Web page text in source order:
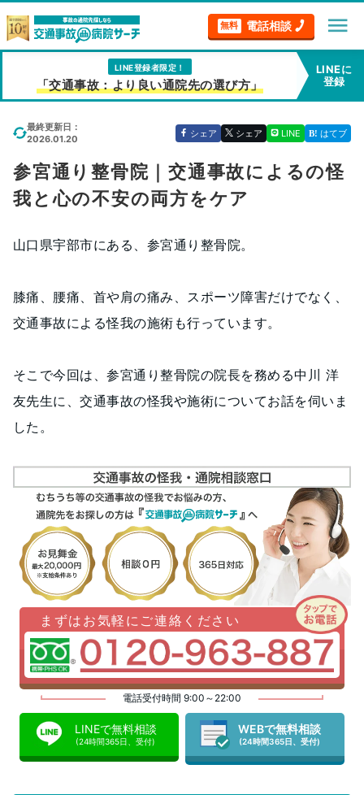
無料 電話相談 menu
LINE登録者限定！
「交通事故：より良い通院先の選び方」
LINEに
登録
最終更新日：
2026.01.20
シェア シェア LINE はてブ
参宮通り整骨院｜交通事故によるの怪
我と心の不安の両方をケア
山口県宇部市にある、参宮通り整骨院。
膝痛、腰痛、首や肩の痛み、スポーツ障害だけでなく、
交通事故による怪我の施術も行っています。
そこで今回は、参宮通り整骨院の院長を務める中川 洋
友先生に、交通事故の怪我や施術についてお話を伺いま
した。
まずはお気軽にご連絡ください
電話受付時間 9:00～22:00
LINEで無料相談
(24時間365日、受付)
WEBで無料相談
(24時間365日、受付)